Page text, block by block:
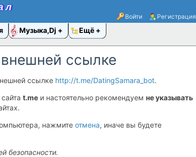
Войти Регистрация
Музыка,Dj Ещё
ссылке
ссылке http://t.me/DatingSamara_bot.
t.me и настоятельно рекомендуем не указывать
нажмите отмена, иначе вы будете
безопасности.